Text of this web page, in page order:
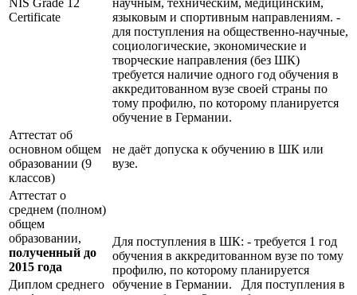
NIS Grade 12
Certificate
научным, техническим, медицинским,
языковым и спортивным направлениям. -
для поступления на общественно-научные,
социологические, экономические и
творческие направления (без ШК)
требуется наличие одного год обучения в
аккредитованном вузе своей страны по
тому профилю, по которому планируется
обучение в Германии.
Аттестат об
основном общем
образовании (9
классов)
не даёт допуска к обучению в ШК или
вузе.
Аттестат о
среднем (полном)
общем
образовании,
полученный до
2015 года
Для поступления в ШК: - требуется 1 год
обучения в аккредитованном вузе по тому
профилю, по которому планируется
обучение в Германии. Для поступления в
Диплом среднего